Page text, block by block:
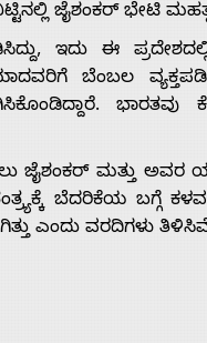
ಜೈಶಂಕರ್‌ ಭೇಟಿ
ಇದು ಈ
ಬೆಂಬಲ
ಭಾರತವು
ಜೈಶಂಕರ್ ಮತ್ತು ಅವರ
ಬೆದರಿಕೆಯ ಬಗ್ಗೆ ಕಳವಳ
ಎಂದು ವರದಿಗಳು